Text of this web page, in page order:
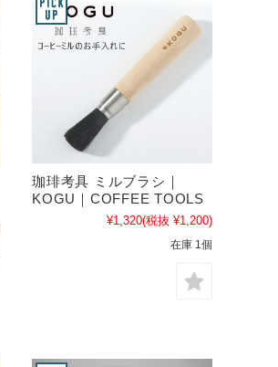
珈琲考具 ミルブラシ｜
KOGU｜COFFEE TOOLS
¥1,320(税抜 ¥1,200)
在庫 1個